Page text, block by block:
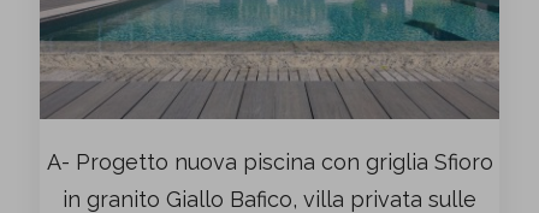
A- Progetto nuova piscina con griglia Sfioro
in granito Giallo Bafico, villa privata sulle